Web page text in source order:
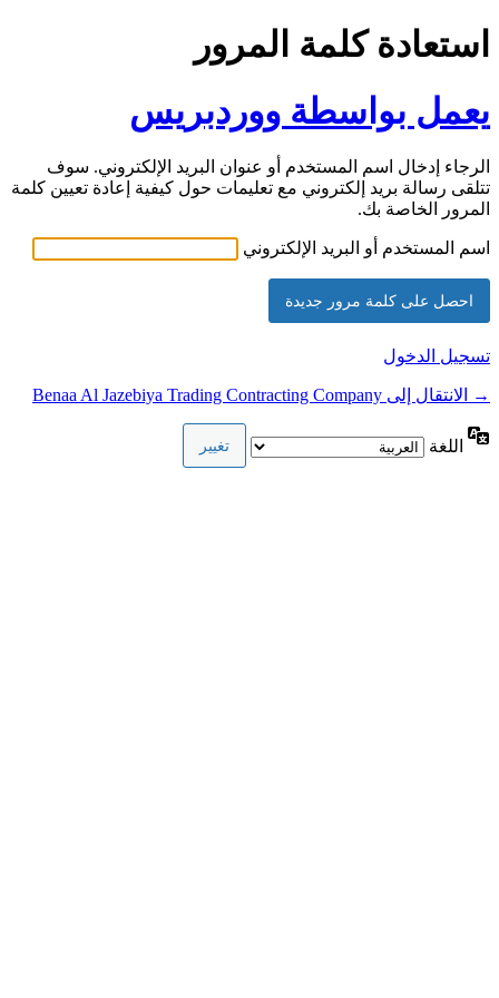
استعادة كلمة المرور
يعمل بواسطة ووردبريس
الرجاء إدخال اسم المستخدم أو عنوان البريد الإلكتروني. سوف
تتلقى رسالة بريد إلكتروني مع تعليمات حول كيفية إعادة تعيين كلمة
المرور الخاصة بك.
اسم المستخدم أو البريد الإلكتروني
Alternative:
تسجيل الدخول
→ الانتقال إلى Benaa Al Jazebiya Trading Contracting Company
اللغة